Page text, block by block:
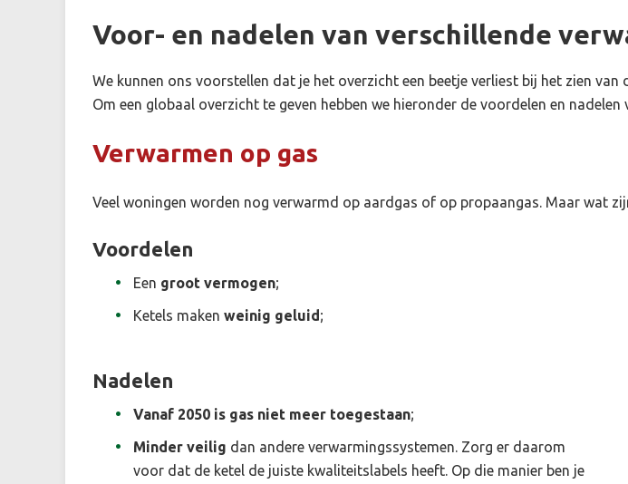
Voor- en nadelen van verschillende
We kunnen ons voorstellen dat je het overzicht een beetje verliest bij het zien
Om een globaal overzicht te geven hebben we hieronder de voordelen en
Verwarmen op gas
Veel woningen worden nog verwarmd op aardgas of op propaangas. Maar wat
Voordelen
Een groot vermogen;
Ketels maken weinig geluid;
Nadelen
Vanaf 2050 is gas niet meer toegestaan;
Minder veilig dan andere verwarmingssystemen. Zorg er daarom
voor dat de ketel de juiste kwaliteitslabels heeft. Op die manier ben je